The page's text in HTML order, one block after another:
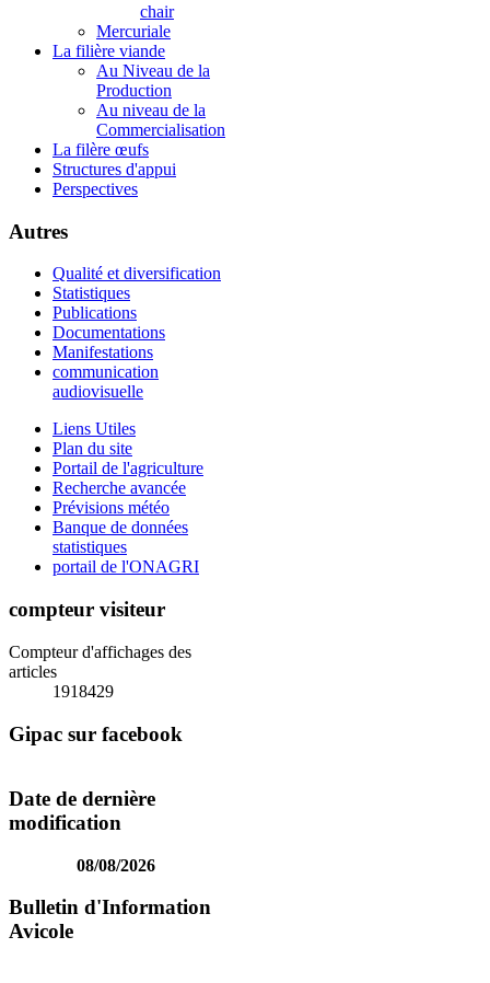
chair
Mercuriale
La filière viande
Au Niveau de la
Production
Au niveau de la
Commercialisation
La filère œufs
Structures d'appui
Perspectives
Autres
Qualité et diversification
Statistiques
Publications
Documentations
Manifestations
communication
audiovisuelle
Liens Utiles
Plan du site
Portail de l'agriculture
Recherche avancée
Prévisions météo
Banque de données
statistiques
portail de l'ONAGRI
compteur visiteur
Compteur d'affichages des
articles
1918429
Gipac sur facebook
Date de dernière
modification
08/08/2026
Bulletin d'Information
Avicole